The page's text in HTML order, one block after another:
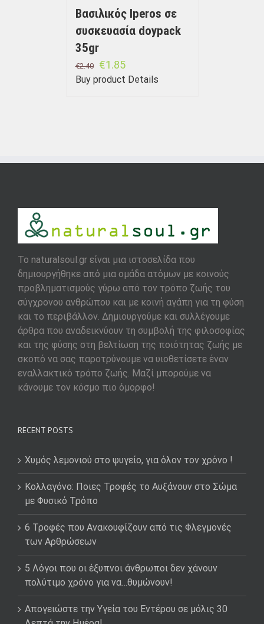
Βασιλικός Iperos σε
συσκευασία doypack
35gr
€2.40 €1.85
Buy product Details
To naturalsoul.gr είναι μια ιστοσελίδα που
δημιουργήθηκε από μια ομάδα ατόμων με κοινούς
προβληματισμούς γύρω από τον τρόπο ζωής του
σύγχρονου ανθρώπου και με κοινή αγάπη για τη φύση
και το περιβάλλον. Δημιουργούμε και συλλέγουμε
άρθρα που αναδεικνύουν τη συμβολή της φιλοσοφίας
και της φύσης στη βελτίωση της ποιότητας ζωής με
σκοπό να σας παροτρύνουμε να υιοθετίσετε έναν
εναλλακτικό τρόπο ζωής. Μαζί μπορούμε να
κάνουμε τον κόσμο πιο όμορφο!
RECENT POSTS
Χυμός λεμονιού στο ψυγείο, για όλον τον χρόνο !
Κολλαγόνο: Ποιες Τροφές το Αυξάνουν στο Σώμα
με Φυσικό Τρόπο
6 Τροφές που Ανακουφίζουν από τις Φλεγμονές
των Αρθρώσεων
5 Λόγοι που οι έξυπνοι άνθρωποι δεν χάνουν
πολύτιμο χρόνο για να…θυμώνουν!
Απογειώστε την Υγεία του Εντέρου σε μόλις 30